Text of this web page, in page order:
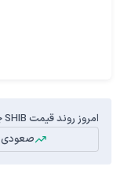
امروز روند قیمت SHIB چگونه خواهد بود؟
صعودی